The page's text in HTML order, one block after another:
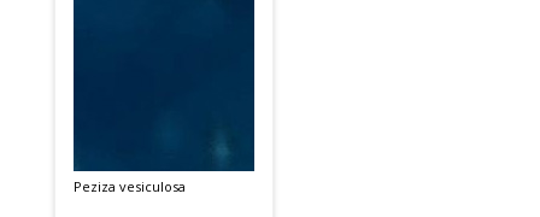
Peziza vesiculosa